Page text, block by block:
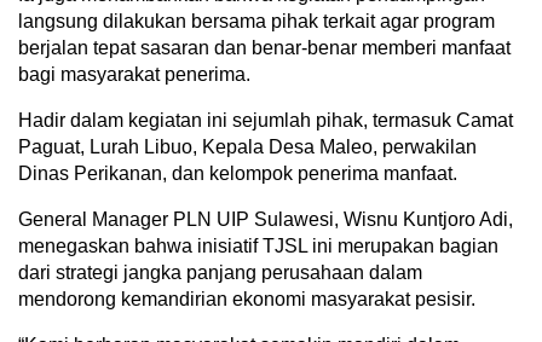
langsung dilakukan bersama pihak terkait agar program
berjalan tepat sasaran dan benar-benar memberi manfaat
bagi masyarakat penerima.
Hadir dalam kegiatan ini sejumlah pihak, termasuk Camat
Paguat, Lurah Libuo, Kepala Desa Maleo, perwakilan
Dinas Perikanan, dan kelompok penerima manfaat.
General Manager PLN UIP Sulawesi, Wisnu Kuntjoro Adi,
menegaskan bahwa inisiatif TJSL ini merupakan bagian
dari strategi jangka panjang perusahaan dalam
mendorong kemandirian ekonomi masyarakat pesisir.